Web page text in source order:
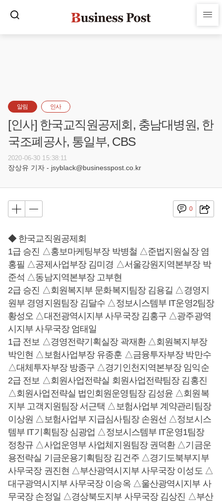
알림 인사
[인사] 한국교직원공제회, 충남대병원, 한
국조폐공사, 통일부, CBS
2020-06-30 15:38:11
장상유 기자 - jsyblack@businesspost.co.kr
0
◆ 한국교직원공제회
1급 승진 △홍보마케팅부장 박병철 △준법지원실장 염
홍필 △공제사업부장 김미경 △서울강원지역본부장 박
준석 △동남지역본부장 고부현
2급 승진 △회원복지부 문화복지팀장 김용길 △경영지
원부 경영지원팀장 김달수 △정보시스템부 IT운영2팀장
황성오 △대전광역시지부 사무국장 김홍구 △광주광역
시지부 사무국장 엄태일
1급 전보 △경영전략기획실장 곽재환 △회원복지부장
박인현 △보험사업부장 유종훈 △금융투자부장 박만수
△대체투자부장 방종구 △경기인천지역본부장 임익순
2급 전보 △회원사업전략실 회원사업전략팀장 김홍진
△회원사업전략실 법인회원운영팀장 김성윤 △회원복
지부 고객지원팀장 서근택 △보험사업부 계약관리팀장
이상원 △보험사업부 지급심사팀장 손원선 △정보시스
템부 IT기획팀장 심광업 △정보시스템부 IT운영1팀장
정창규 △사업운영부 사업체지원팀장 권덕환 △기금운
용전략실 기금운용기획팀장 김건주 △경기도북부지부
사무국장 권진현 △부산광역시지부 사무국장 이성도 △
대구광역시지부 사무국장 이승옥 △울산광역시지부 사
무국장 손정일 △경상북도지부 사무국장 김상진 △부산